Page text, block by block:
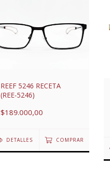
REEF 5246 RECETA
(REE-5246)
$189.000,00
DETALLES COMPRAR